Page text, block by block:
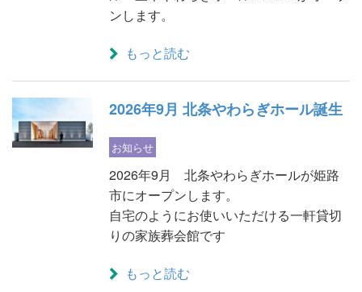
ンします。
もっと読む
2026年9月 北条やわらぎホール誕生
お知らせ
2026年9月 北条やわらぎホールが姫路
市にオープンします。
自宅のようにお使いいただける一軒貸切
りの家族葬会館です
もっと読む